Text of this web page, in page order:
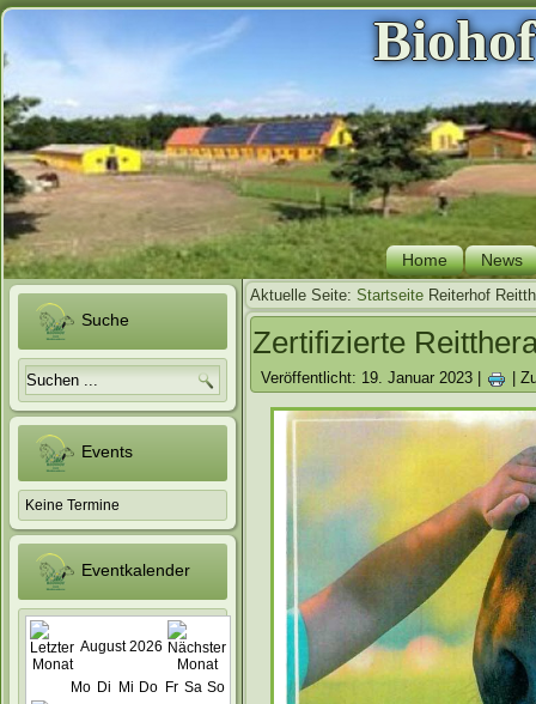
Home News
Suche
Events
Keine Termine
Eventkalender
August 2026
Mo Di Mi Do Fr Sa So
Aktuelle Seite: Startseite Reiterhof
Zertifizierte
Veröffentlicht: 19. Januar 2023